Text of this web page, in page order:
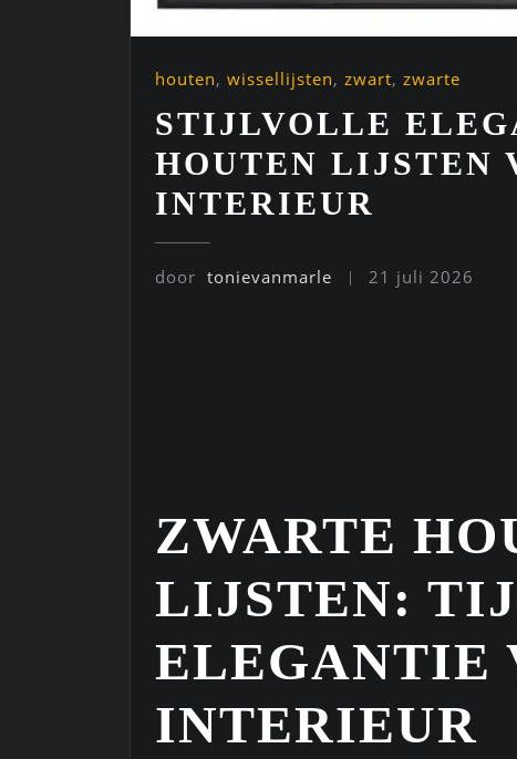
houten, wissellijsten, zwart, zwarte
STIJLVOLLE
HOUTEN LIJSTEN
INTERIEUR
door tonievanmarle 21 juli 2026
ZWARTE
LIJSTEN:
ELEGANTIE
INTERIEUR